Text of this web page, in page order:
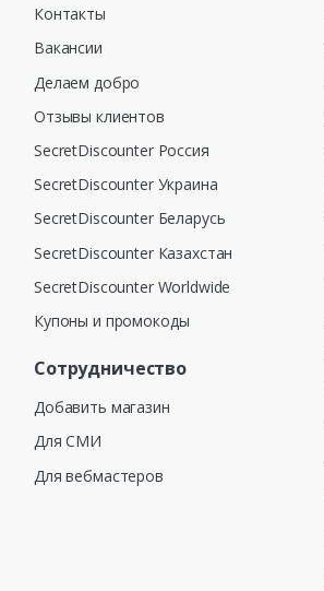
Контакты
Вакансии
Делаем добро
Отзывы клиентов
SecretDiscounter Россия
SecretDiscounter Украина
SecretDiscounter Беларусь
SecretDiscounter Казахстан
SecretDiscounter Worldwide
Купоны и промокоды
Сотрудничество
Добавить магазин
Для СМИ
Для вебмастеров